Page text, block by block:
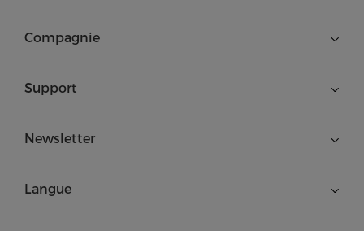
Compagnie
Support
Newsletter
Langue